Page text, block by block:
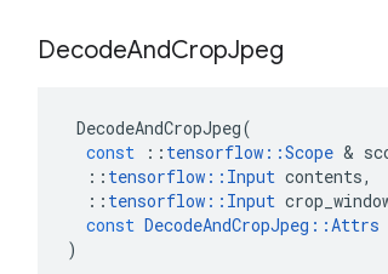
DecodeAndCropJpeg
DecodeAndCropJpeg(
const
:: tensorflow ::Scope &
:: tensorflow :: Input contents,
:: tensorflow :: Input
const DecodeAndCropJpeg ::Attrs
)